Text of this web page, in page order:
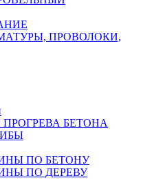
ПРОВОЛОКИ,
БЕТОНА
ПО БЕТОНУ
ПО ДЕРЕВУ